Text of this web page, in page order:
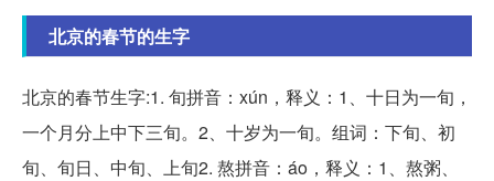
北京的春节的生字
北京的春节生字:1. 旬拼音：xún，释义：1、十日为一旬，
一个月分上中下三旬。2、十岁为一旬。组词：下旬、初
旬、旬日、中旬、上旬2. 熬拼音：áo，释义：1、熬粥、